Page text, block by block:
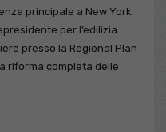
principale a New York
per l’edilizia
presso la Regional Plan
riforma completa delle